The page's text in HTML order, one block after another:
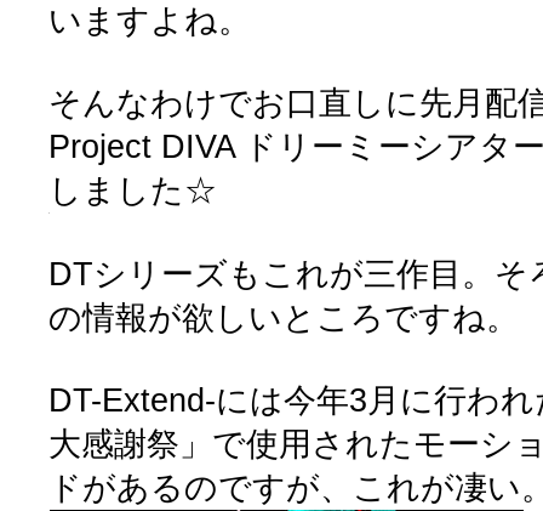
いますよね。
そんなわけでお口直しに先月配
Project DIVA ドリーミーシアタ
しました☆
DTシリーズもこれが三作目。そ
の情報が欲しいところですね。
DT-Extend-には今年3月に行わ
大感謝祭」で使用されたモーシ
ドがあるのですが、これが凄い